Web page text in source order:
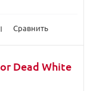
Сравнить
Dead White